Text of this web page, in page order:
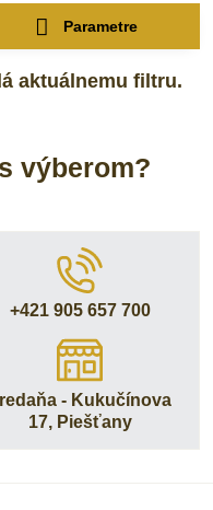
Parametre
výberom?
+421 905 657 700
- Kukučínova
17, Piešťany